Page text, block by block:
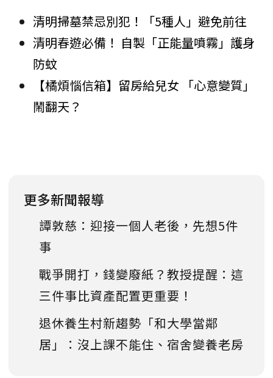
清明掃墓禁忌別犯！「5種人」避免前往
清明春遊必備！ 自製「正能量噴霧」護身
防蚊
【橘煩惱信箱】留房給兒女 「心意變質」
鬧翻天？
更多新聞報導
譚敦慈：迎接一個人老後，先想5件
事
戰爭開打，錢變廢紙？教授提醒：這
三件事比資產配置更重要！
退休養生村新趨勢「和大學當鄰
居」：沒上課不能住、宿舍變養老房